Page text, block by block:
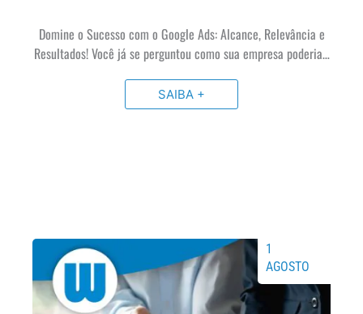
Domine o Sucesso com o Google Ads: Alcance, Relevância e
Resultados! Você já se perguntou como sua empresa poderia…
SAIBA +
1
AGOSTO